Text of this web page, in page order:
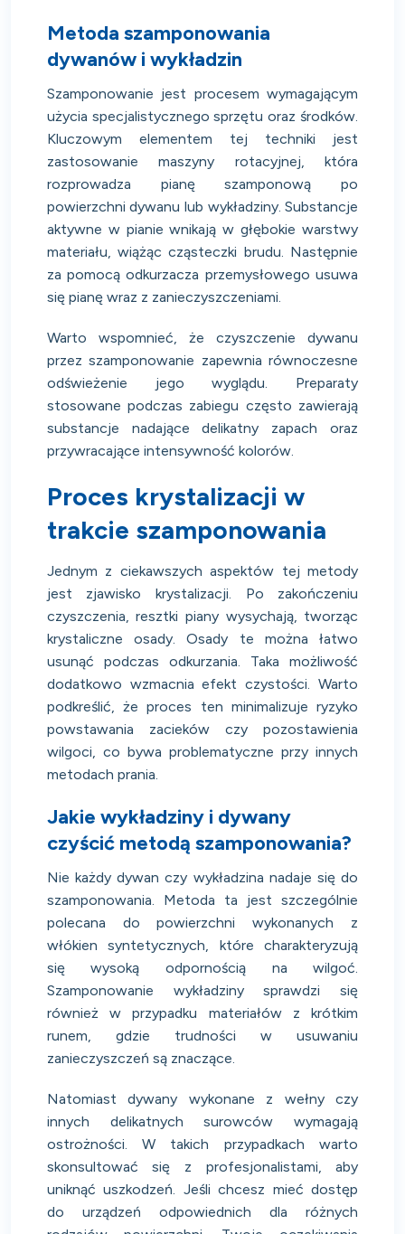
Metoda szamponowania
dywanów i wykładzin
Szamponowanie jest procesem wymagającym
użycia specjalistycznego sprzętu oraz środków.
Kluczowym elementem tej techniki jest
zastosowanie maszyny rotacyjnej, która
rozprowadza pianę szamponową po
powierzchni dywanu lub wykładziny. Substancje
aktywne w pianie wnikają w głębokie warstwy
materiału, wiążąc cząsteczki brudu. Następnie
za pomocą odkurzacza przemysłowego usuwa
się pianę wraz z zanieczyszczeniami.
Warto wspomnieć, że czyszczenie dywanu
przez szamponowanie zapewnia równoczesne
odświeżenie jego wyglądu. Preparaty
stosowane podczas zabiegu często zawierają
substancje nadające delikatny zapach oraz
przywracające intensywność kolorów.
Proces krystalizacji w
trakcie szamponowania
Jednym z ciekawszych aspektów tej metody
jest zjawisko krystalizacji. Po zakończeniu
czyszczenia, resztki piany wysychają, tworząc
krystaliczne osady. Osady te można łatwo
usunąć podczas odkurzania. Taka możliwość
dodatkowo wzmacnia efekt czystości. Warto
podkreślić, że proces ten minimalizuje ryzyko
powstawania zacieków czy pozostawienia
wilgoci, co bywa problematyczne przy innych
metodach prania.
Jakie wykładziny i dywany
czyścić metodą szamponowania?
Nie każdy dywan czy wykładzina nadaje się do
szamponowania. Metoda ta jest szczególnie
polecana do powierzchni wykonanych z
włókien syntetycznych, które charakteryzują
się wysoką odpornością na wilgoć.
Szamponowanie wykładziny sprawdzi się
również w przypadku materiałów z krótkim
runem, gdzie trudności w usuwaniu
zanieczyszczeń są znaczące.
Natomiast dywany wykonane z wełny czy
innych delikatnych surowców wymagają
ostrożności. W takich przypadkach warto
skonsultować się z profesjonalistami, aby
uniknąć uszkodzeń. Jeśli chcesz mieć dostęp
do urządzeń odpowiednich dla różnych